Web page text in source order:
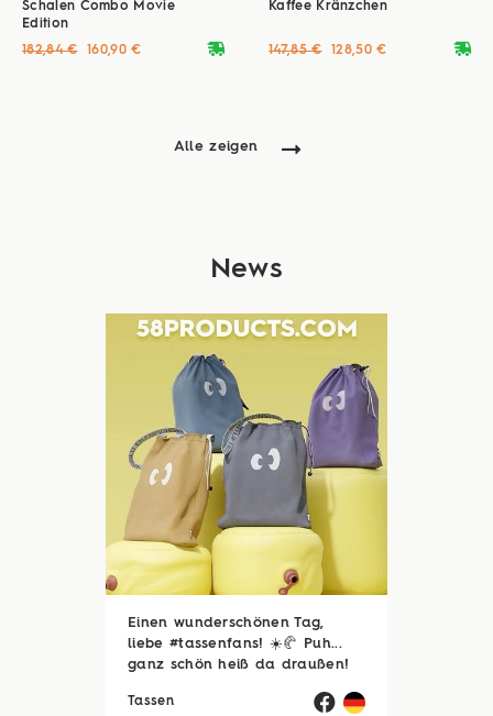
Schalen Combo Movie
Edition
deliveryvan
182,84 € 160,90 €
Kaffee Kränzchen
deliveryvan
147,85 € 128,50 €
Alle zeigen
News
Einen wunderschönen Tag,
liebe #tassenfans! ☀️🥐 Puh...
ganz schön heiß da draußen!
euch noch im Urlaubsmodus
Tassen